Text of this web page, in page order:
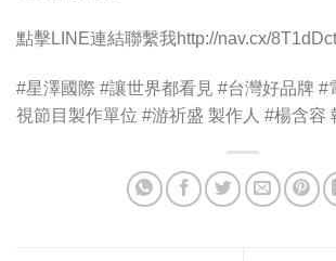
點擊LINE連結聯繫我http://nav.cx/8T1dDct
#星澤國際 #讓世界都看見 #台灣好品牌 #
視節目製作單位 #游祈盛 製作人 #楊含容